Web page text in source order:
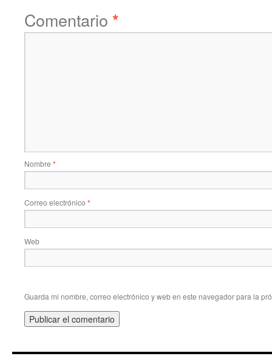
Comentario *
Nombre *
Correo electrónico *
Web
Guarda mi nombre, correo electrónico y web en este navegador para la